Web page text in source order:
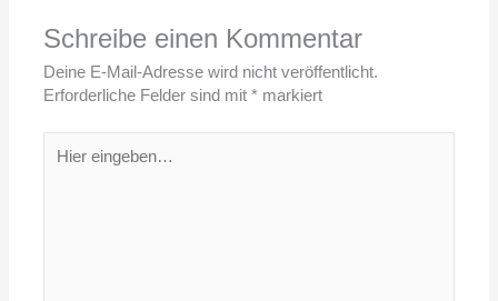
Schreibe einen Kommentar
Deine E-Mail-Adresse wird nicht veröffentlicht.
Erforderliche Felder sind mit* markiert
eingeben…